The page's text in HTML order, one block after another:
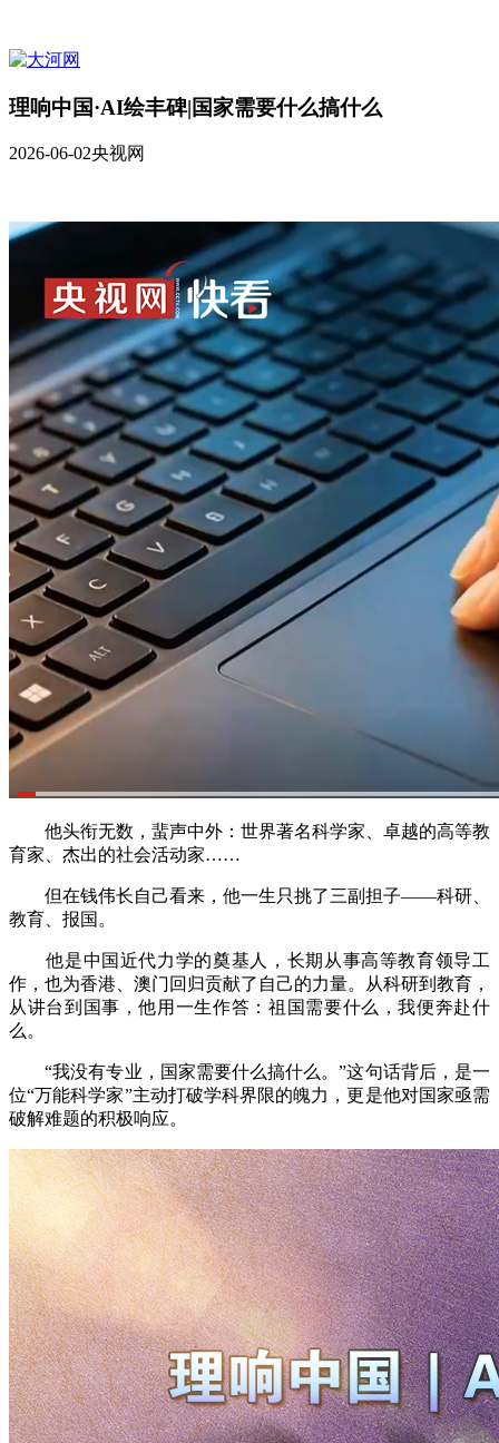
理响中国·AI绘丰碑|国家需要什么搞什么
2026-06-02央视网
他头衔无数，蜚声中外：世界著名科学家、卓越的高等教
育家、杰出的社会活动家……
但在钱伟长自己看来，他一生只挑了三副担子——科研、
教育、报国。
他是中国近代力学的奠基人，长期从事高等教育领导工
作，也为香港、澳门回归贡献了自己的力量。从科研到教育，
从讲台到国事，他用一生作答：祖国需要什么，我便奔赴什
么。
“我没有专业，国家需要什么搞什么。”这句话背后，是一
位“万能科学家”主动打破学科界限的魄力，更是他对国家亟需
破解难题的积极响应。